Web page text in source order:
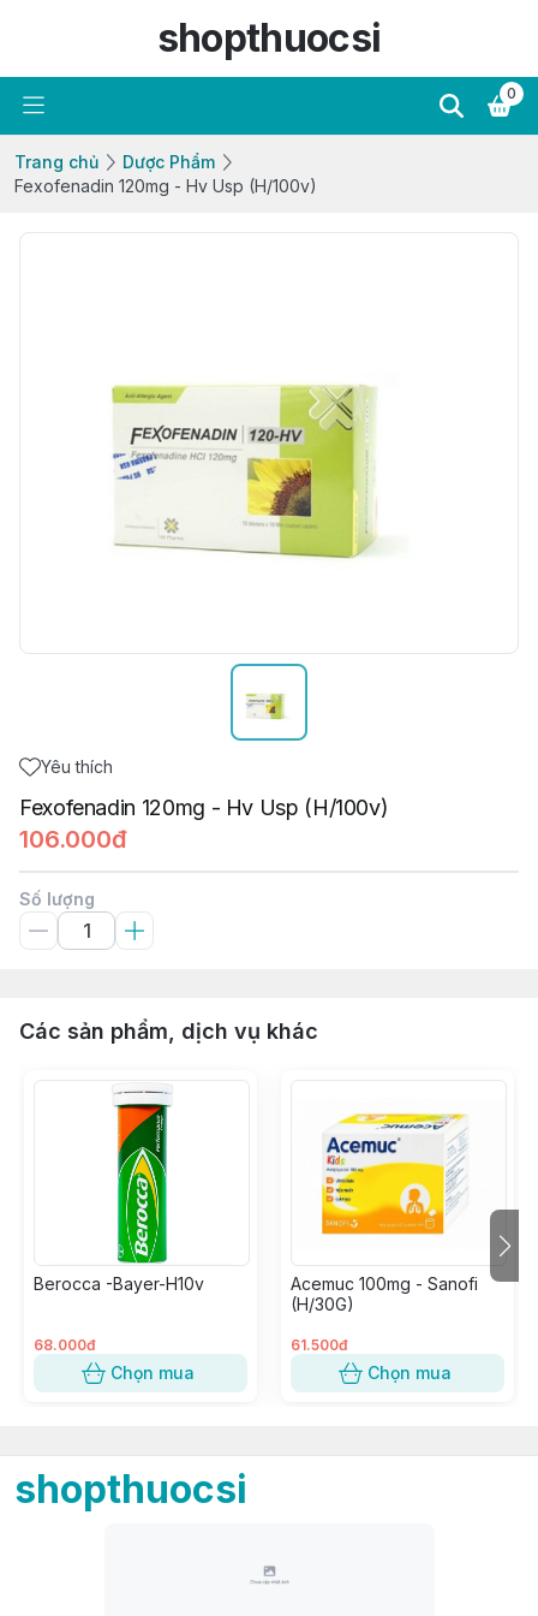
shopthuocsi
0
Trang chủ
Dược Phẩm
Fexofenadin 120mg - Hv Usp (H/100v)
Yêu thích
Fexofenadin 120mg - Hv Usp (H/100v)
106.000đ
Số lượng
Các sản phẩm, dịch vụ khác
Berocca -Bayer-H10v
68.000đ
Chọn mua
Acemuc 100mg - Sanofi
(H/30G)
61.500đ
Chọn mua
shopthuocsi